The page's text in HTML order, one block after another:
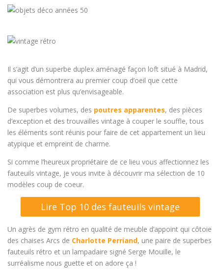
Il s’agit d’un superbe duplex aménagé façon loft situé à Madrid,
qui vous démontrera au premier coup d’oeil que cette
association est plus qu’envisageable.
De superbes volumes, des poutres apparentes, des pièces
d’exception et des trouvailles vintage à couper le souffle, tous
les éléments sont réunis pour faire de cet appartement un lieu
atypique et empreint de charme.
Si comme l’heureux propriétaire de ce lieu vous affectionnez les
fauteuils vintage, je vous invite à découvrir ma sélection de 10
modèles coup de coeur.
Lire Top 10 des fauteuils vintage
Un agrès de gym rétro en qualité de meuble d’appoint qui côtoie
des chaises Arcs de Charlotte Perriand, une paire de superbes
fauteuils rétro et un lampadaire signé Serge Mouille, le
surréalisme nous guette et on adore ça !